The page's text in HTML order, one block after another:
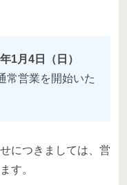
1月4日（日）
常営業を開始いた
につきましては、営
す。